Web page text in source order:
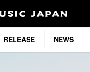
RELEASE NEWS